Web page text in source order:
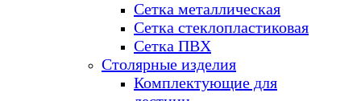
Сетка металлическая
Сетка стеклопластиковая
Сетка ПВХ
Столярные изделия
Комплектующие для